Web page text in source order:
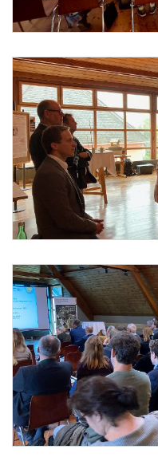
Foto 1: Josephine Weissmann
Foto 2: Barbara Aschauer